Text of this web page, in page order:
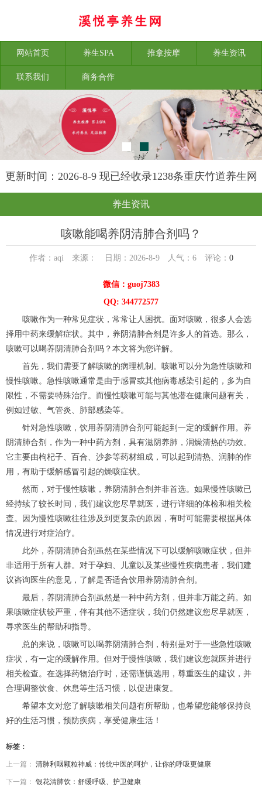
网站首页 养生SPA 推拿按摩 养生资讯
联系我们 商务合作
更新时间：2026-8-9 现已经收录1238条重庆竹道养生网
信息
养生资讯
咳嗽能喝养阴清肺合剂吗？
作者：aqi 来源： 日期：2026-8-9 人气： 6评论： 0
微信：guoj7383
QQ: 344772577
咳嗽作为一种常见症状，常常让人困扰。面对咳嗽，很多人会选
择用中药来缓解症状。其中，养阴清肺合剂是许多人的首选。那么，
咳嗽可以喝养阴清肺合剂吗？本文将为您详解。
首先，我们需要了解咳嗽的病理机制。咳嗽可以分为急性咳嗽和
慢性咳嗽。急性咳嗽通常是由于感冒或其他病毒感染引起的，多为自
限性，不需要特殊治疗。而慢性咳嗽可能与其他潜在健康问题有关，
例如过敏、气管炎、肺部感染等。
针对急性咳嗽，饮用养阴清肺合剂可能起到一定的缓解作用。养
阴清肺合剂，作为一种中药方剂，具有滋阴养肺，润燥清热的功效。
它主要由枸杞子、百合、沙参等药材组成，可以起到清热、润肺的作
用，有助于缓解感冒引起的燥咳症状。
然而，对于慢性咳嗽，养阴清肺合剂并非首选。如果慢性咳嗽已
经持续了较长时间，我们建议您尽早就医，进行详细的体检和相关检
查。因为慢性咳嗽往往涉及到更复杂的原因，有时可能需要根据具体
情况进行对症治疗。
此外，养阴清肺合剂虽然在某些情况下可以缓解咳嗽症状，但并
非适用于所有人群。对于孕妇、儿童以及某些慢性疾病患者，我们建
议咨询医生的意见，了解是否适合饮用养阴清肺合剂。
最后，养阴清肺合剂虽然是一种中药方剂，但并非万能之药。如
果咳嗽症状较严重，伴有其他不适症状，我们仍然建议您尽早就医，
寻求医生的帮助和指导。
总的来说，咳嗽可以喝养阴清肺合剂，特别是对于一些急性咳嗽
症状，有一定的缓解作用。但对于慢性咳嗽，我们建议您就医并进行
相关检查。在选择药物治疗时，还需谨慎选用，尊重医生的建议，并
合理调整饮食、休息等生活习惯，以促进康复。
希望本文对您了解咳嗽相关问题有所帮助，也希望您能够保持良
好的生活习惯，预防疾病，享受健康生活！
标签：
上一篇： 清肺利咽颗粒神威：传统中医的呵护，让你的呼吸更健康
下一篇： 银花清肺饮：舒缓呼吸、护卫健康